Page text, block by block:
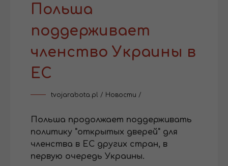
Польша
поддерживает
членство Украины в
ЕС
tvojarabota.pl / Новости /
Польша продолжает поддерживать
политику "открытых дверей" для
членства в ЕС других стран, в
первую очередь Украины.